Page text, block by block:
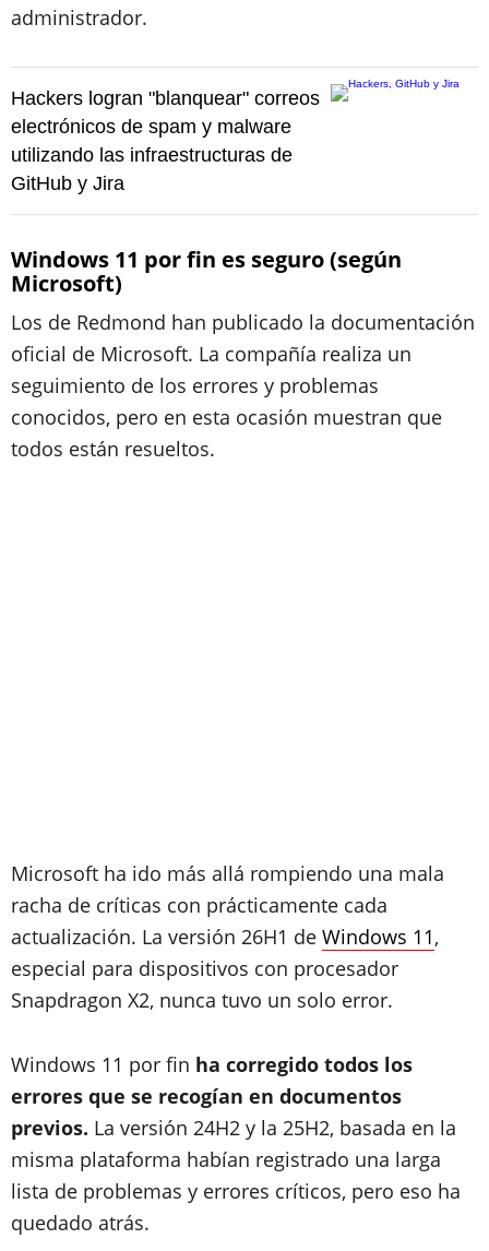
administrador.
Hackers logran "blanquear" correos
electrónicos de spam y malware
utilizando las infraestructuras de
GitHub y Jira
Windows 11 por fin es seguro (según
Microsoft)
Los de Redmond han publicado la documentación
oficial de Microsoft. La compañía realiza un
seguimiento de los errores y problemas
conocidos, pero en esta ocasión muestran que
todos están resueltos.
Microsoft ha ido más allá rompiendo una mala
racha de críticas con prácticamente cada
actualización. La versión 26H1 de Windows 11,
especial para dispositivos con procesador
Snapdragon X2, nunca tuvo un solo error.
Windows 11 por fin ha corregido todos los
errores que se recogían en documentos
previos. La versión 24H2 y la 25H2, basada en la
misma plataforma habían registrado una larga
lista de problemas y errores críticos, pero eso ha
quedado atrás.